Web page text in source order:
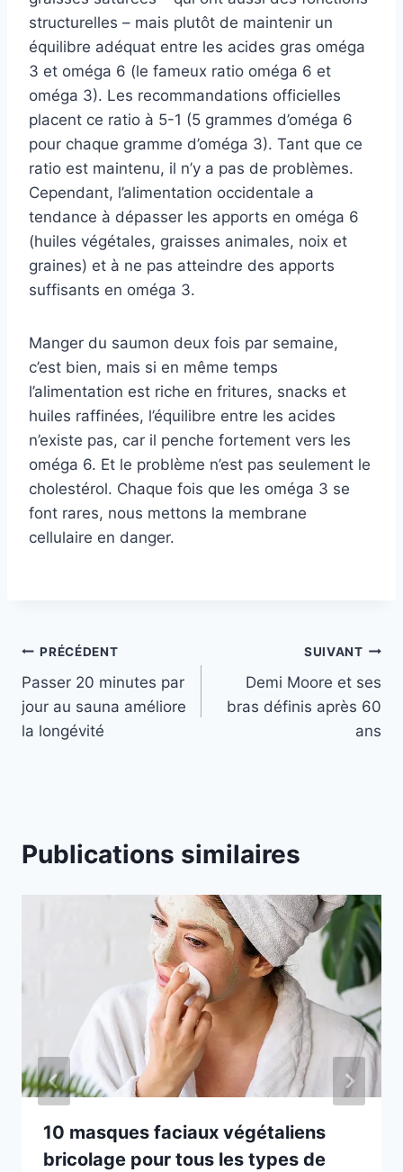
structurelles – mais plutôt de maintenir un
équilibre adéquat entre les acides gras oméga
3 et oméga 6 (le fameux ratio oméga 6 et
oméga 3). Les recommandations officielles
placent ce ratio à 5-1 (5 grammes d’oméga 6
pour chaque gramme d’oméga 3). Tant que ce
ratio est maintenu, il n’y a pas de problèmes.
Cependant, l’alimentation occidentale a
tendance à dépasser les apports en oméga 6
(huiles végétales, graisses animales, noix et
graines) et à ne pas atteindre des apports
suffisants en oméga 3.
Manger du saumon deux fois par semaine,
c’est bien, mais si en même temps
l’alimentation est riche en fritures, snacks et
huiles raffinées, l’équilibre entre les acides
n’existe pas, car il penche fortement vers les
oméga 6. Et le problème n’est pas seulement le
cholestérol. Chaque fois que les oméga 3 se
font rares, nous mettons la membrane
cellulaire en danger.
Navigation
de
l’article
PRÉCÉDENT
Passer 20 minutes par
jour au sauna améliore
la longévité
SUIVANT
Demi Moore et ses
bras définis après 60
ans
Publications similaires
10 masques faciaux végétaliens
bricolage pour tous les types de